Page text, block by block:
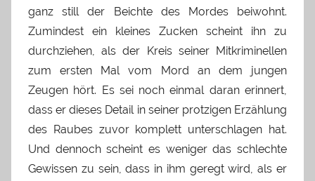
ganz still der Beichte des Mordes beiwohnt.
Zumindest ein kleines Zucken scheint ihn zu
durchziehen, als der Kreis seiner Mitkriminellen
zum ersten Mal vom Mord an dem jungen
Zeugen hört. Es sei noch einmal daran erinnert,
dass er dieses Detail in seiner protzigen Erzählung
des Raubes zuvor komplett unterschlagen hat.
Und dennoch scheint es weniger das schlechte
Gewissen zu sein, dass in ihm geregt wird, als er